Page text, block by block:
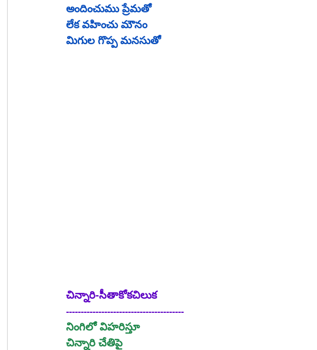
అందించుము ప్రేమతో
లేక వహించు మౌనం
మిగుల గొప్ప మనసుతో
చిన్నారి-సీతాకోకచిలుక
----------------------------------------
నింగిలో విహరిస్తూ
చిన్నారి చేతిపై